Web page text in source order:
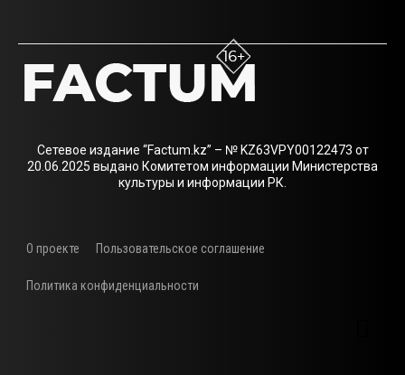
Сетевое издание “Factum.kz” – № KZ63VPY00122473 от
20.06.2025 выдано Комитетом информации Министерства
культуры и информации РК.
О проекте Пользовательское соглашение
Политика конфиденциальности